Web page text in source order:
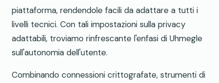
piattaforma, rendendole facili da adattare a tutti i
livelli tecnici. Con tali impostazioni sulla privacy
adattabili, troviamo rinfrescante l'enfasi di Uhmegle
sull'autonomia dell'utente.
Combinando connessioni crittografate, strumenti di